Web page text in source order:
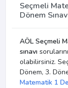
Seçmeli
Dönem
AÖL Seçmeli
sınavı
olabilirsiniz.
Dönem, 3.
Matematik 1